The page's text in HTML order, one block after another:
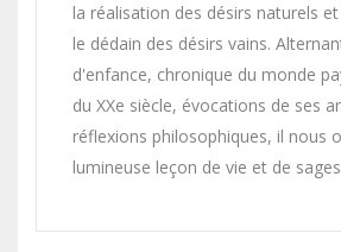
la réalisation des désirs naturels
le dédain des désirs vains.
d'enfance, chronique du monde
du XXe siècle, évocations de ses
réflexions philosophiques, il nous
lumineuse leçon de vie et de